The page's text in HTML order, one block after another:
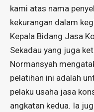
kami atas nama
kekurangan dalam
Kepala Bidang Jasa
Sekadau yang juga
Normansyah
pelatihan ini adalah
pelaku usaha jasa
angkatan kedua. Ia